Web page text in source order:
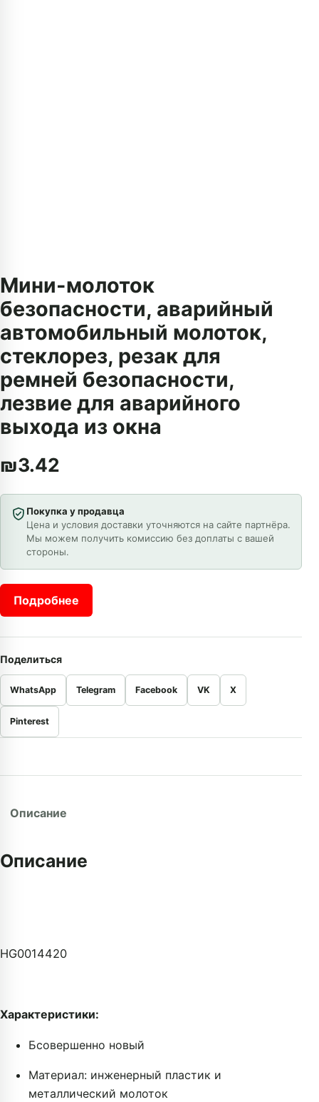
Мини-молоток
безопасности, аварийный
автомобильный молоток,
стеклорез, резак для
ремней безопасности,
лезвие для аварийного
выхода из окна
₪3.42
Покупка у продавца
Цена и условия доставки уточняются на сайте партнёра.
Мы можем получить комиссию без доплаты с вашей
стороны.
Подробнее
Поделиться
WhatsApp Telegram Facebook VK X
Pinterest
Описание
Описание
HG0014420
Характеристики:
Бсовершенно новый
Материал: инженерный пластик и
металлический молоток